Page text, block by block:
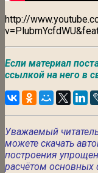
http://
Если материал
ссылкой на него в
Уважаемый
можете скачать
построения
расчётом основных